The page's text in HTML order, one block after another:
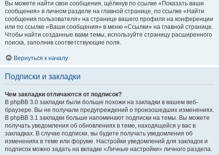
Вы можете найти свои сообщения, щёлкнув по ссылке «Показать ваши
сообщения» в личном разделе на главной странице, по ссылке «Найти
сообщения пользователя» на странице вашего профиля на конференции
или по ссылке «Ваши сообщения» в меню «Ссылки» на главной странице.
Чтобы найти созданные вами темы, используйте страницу расширенного
поиска, заполнив соответствующие поля.
Вернуться к началу
Подписки и закладки
Чем закладки отличаются от подписок?
В phpBB 3.0 закладки были больше похожи на закладки в вашем веб-
браузере. Вы не получали предупреждений о произошедших изменениях.
В phpBB 3.1 закладки больше напоминают подписки на темы. Вы можете
получать уведомления об обновлениях в теме, находящейся у вас в
закладках. В случае подписки, вы будете получать уведомления об
изменениях в теме или форуме. Настройки уведомлений для закладок и
подписок можно задать на вкладке «Личные настройки» личного раздела.